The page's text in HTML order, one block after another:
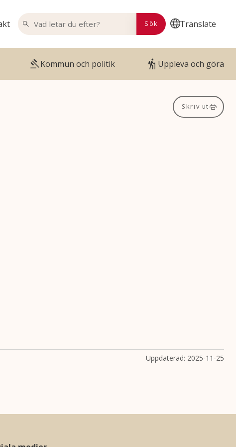
Translate
VAD LETAR DU EFTER?
Sök
Kommun och politik Uppleva och göra
Skriv ut
Uppdaterad: 2025-11-25